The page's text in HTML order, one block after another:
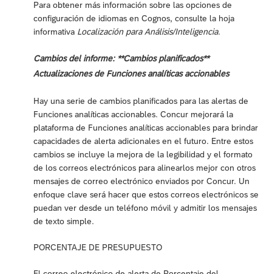
Para obtener más información sobre las opciones de
configuración de idiomas en Cognos, consulte la hoja
informativa Localización para Análisis/Inteligencia.
Cambios del informe: **Cambios planificados**
Actualizaciones de Funciones analíticas accionables
Hay una serie de cambios planificados para las alertas de
Funciones analíticas accionables. Concur mejorará la
plataforma de Funciones analíticas accionables para brindar
capacidades de alerta adicionales en el futuro. Entre estos
cambios se incluye la mejora de la legibilidad y el formato
de los correos electrónicos para alinearlos mejor con otros
mensajes de correo electrónico enviados por Concur. Un
enfoque clave será hacer que estos correos electrónicos se
puedan ver desde un teléfono móvil y admitir los mensajes
de texto simple.
PORCENTAJE DE PRESUPUESTO